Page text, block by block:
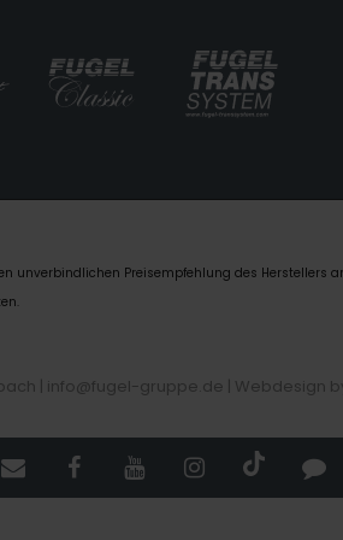
unverbindlichen Preisempfehlung des Herstellers
| info@fugel-gruppe.de | Webdesign